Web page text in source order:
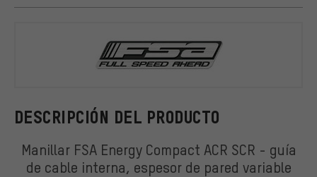
DESCRIPCIÓN DEL PRODUCTO
Manillar FSA Energy Compact ACR SCR - guía
de cable interna, espesor de pared variable